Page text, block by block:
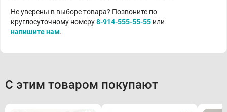
Не уверены в выборе товара? Позвоните по
круглосуточному номеру8-914-555-55-55 или
напишите нам.
С этим товаром покупают